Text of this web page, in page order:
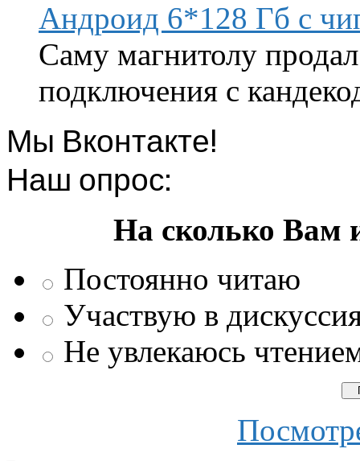
Андроид 6*128 Гб с
Саму магнитолу
подключения с
Мы Вконтакте!
Наш опрос:
На сколько Вам
Постоянно читаю
Участвую в
Не увлекаюсь